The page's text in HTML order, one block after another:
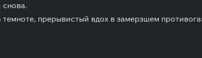
снова.
прерывистый вдох в замерзшем